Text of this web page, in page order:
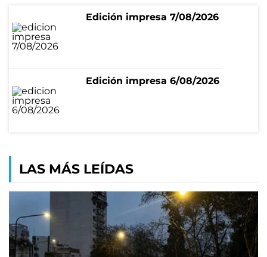
Edición impresa 7/08/2026
Edición impresa 6/08/2026
LAS MÁS LEÍDAS